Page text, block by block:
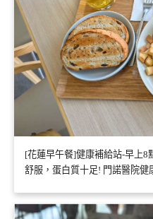
[花蓮早午餐]健康補給站-早上8
舒服，蛋白質十足! 門諾醫院健